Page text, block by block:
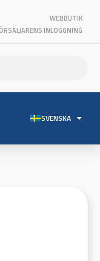
WEBBUTIK
INLOGGNING
SVENSKA